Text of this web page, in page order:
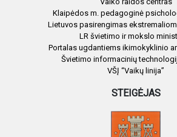
Klaipėdos m. pedagoginė
Lietuvos pasirengimas
LR švietimo ir mokslo
Portalas ugdantiems ikimokyklinio
Švietimo informacinių
VŠĮ “Vaikų linija”
STEIGĖJAS